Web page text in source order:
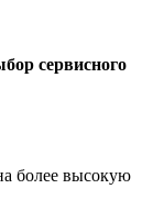
сервисного
более высокую